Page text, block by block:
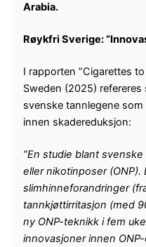
Arabia.
Røykfri Sverige:
I rapporten ”Cigarettes
Sweden (2025)
svenske tannlegene
innen skadereduksjon:
”En studie blant
eller nikotinposer
slimhinneforandringer
tannkjøttirritasjon (med
ny ONP-teknikk i fem
innovasjoner innen